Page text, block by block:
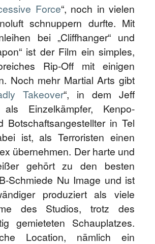
Force“, noch in vielen
schnuppern durfte. Mit
bei „Cliffhanger“ und
ist der Film ein simples,
Rip-Off mit einigen
Noch mehr Martial Arts gibt
Takeover“, in dem Jeff
als Einzelkämpfer, Kenpo-
Botschaftsangestellter in Tel
ist, als Terroristen einen
übernehmen. Der harte und
gehört zu den besten
Schmiede Nu Image und ist
produziert als viele
des Studios, trotz des
gemieteten Schauplatzes.
Location, nämlich ein